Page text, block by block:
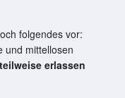
folgendes vor:
und mittellosen
teilweise erlassen